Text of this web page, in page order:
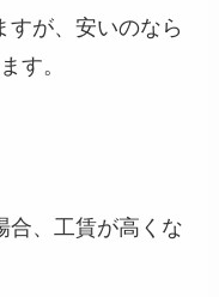
すが、安いのなら
す。
合、工賃が高くな